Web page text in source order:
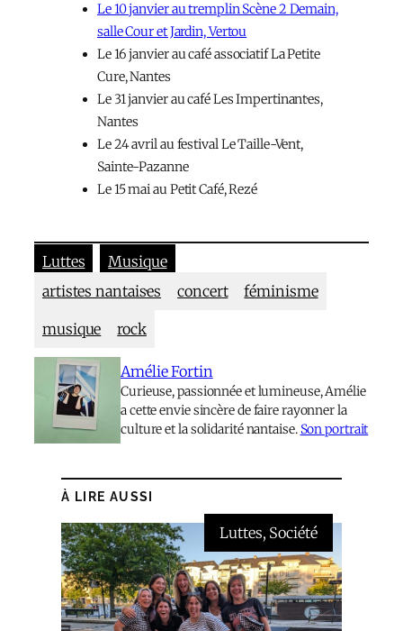
Le 10 janvier au tremplin Scène 2 Demain,
salle Cour et Jardin, Vertou
Le 16 janvier au café associatif La Petite
Cure, Nantes
Le 31 janvier au café Les Impertinant·es,
Nantes
Le 24 avril au festival Le Taille-Vent,
Sainte-Pazanne
Le 15 mai au Petit Café, Rezé
Luttes
Musique
artistes nantais·es
concert féminisme
musique rock
Amélie Fortin
Curieuse, passionnée et lumineuse, Amélie
a cette envie sincère de faire rayonner la
culture et la solidarité nantaise. Son portrait
À LIRE AUSSI
Luttes, Société